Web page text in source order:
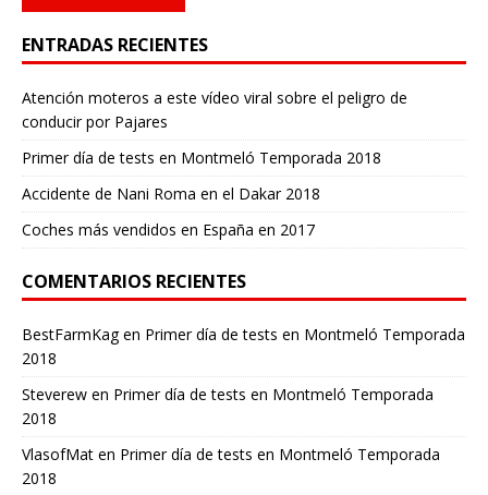
ENTRADAS RECIENTES
Atención moteros a este vídeo viral sobre el peligro de
conducir por Pajares
Primer día de tests en Montmeló Temporada 2018
Accidente de Nani Roma en el Dakar 2018
Coches más vendidos en España en 2017
COMENTARIOS RECIENTES
BestFarmKagen Primer día de tests en Montmeló Temporada
2018
Steverew en Primer día de tests en Montmeló Temporada
2018
VlasofMat en Primer día de tests en Montmeló Temporada
2018